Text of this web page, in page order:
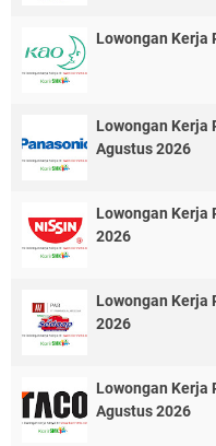
Lowongan Kerja
Lowongan Kerja
Agustus 2026
Lowongan Kerja
2026
Lowongan Kerja
2026
Lowongan Kerja
Agustus 2026